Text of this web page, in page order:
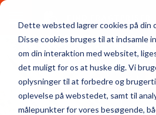
Dette websted lagrer cookies på din
Disse cookies bruges til at indsamle
om din interaktion med websitet,
det muligt for os at huske dig. Vi
oplysninger til at forbedre og
oplevelse på webstedet, samt til
målepunkter for vores besøgende,